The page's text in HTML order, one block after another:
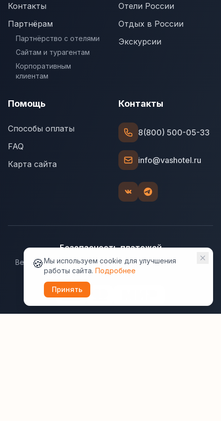
Контакты
Партнёрам
Партнёрство с отелями
Сайтам и турагентам
Корпоративным
клиентам
Отели России
Отдых в России
Экскурсии
Помощь
Способы оплаты
FAQ
Карта сайта
Контакты
8(800) 500-05-33
info@vashotel.ru
Безопасность платежей
Ведущие платёжные системы гарантируют надёжную
защиту данных.
🍪Мы используем cookie для улучшения
работы сайта. Подробнее
Принять